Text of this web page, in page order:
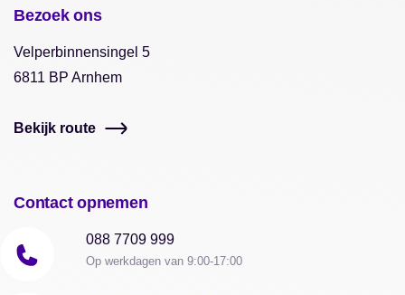
Bezoek ons
Velperbinnensingel 5
6811 BP Arnhem
Bekijk route
Contact opnemen
088 7709 999
Op werkdagen van 9:00-17:00